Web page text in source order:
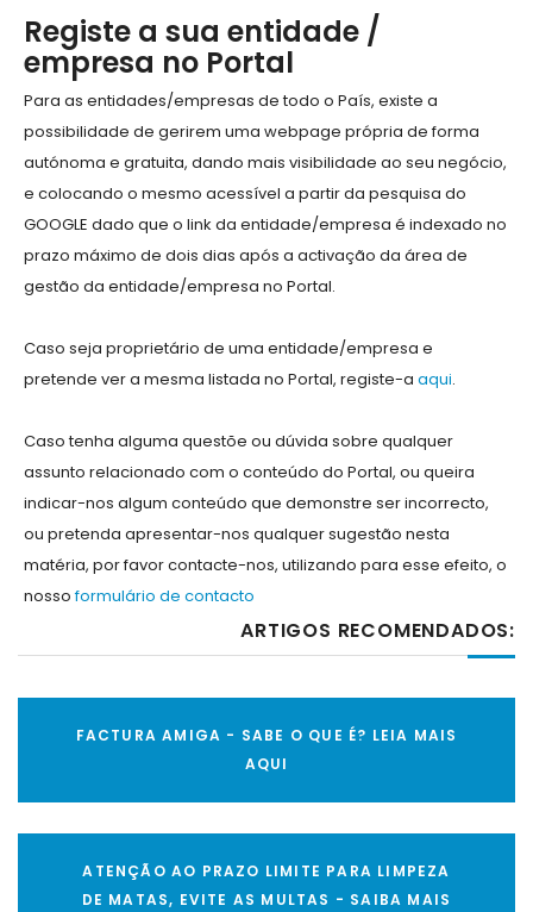
Registe a sua entidade /
empresa no Portal
Para as entidades/empresas de todo o País, existe a
possibilidade de gerirem uma webpage própria de forma
autónoma e gratuita, dando mais visibilidade ao seu negócio,
e colocando o mesmo acessível a partir da pesquisa do
GOOGLE dado que o link da entidade/empresa é indexado no
prazo máximo de dois dias após a activação da área de
gestão da entidade/empresa no Portal.
Caso seja proprietário de uma entidade/empresa e
pretende ver a mesma listada no Portal, registe-a aqui.
Caso tenha alguma questõe ou dúvida sobre qualquer
assunto relacionado com o conteúdo do Portal, ou queira
indicar-nos algum conteúdo que demonstre ser incorrecto,
ou pretenda apresentar-nos qualquer sugestão nesta
matéria, por favor contacte-nos, utilizando para esse efeito, o
nossoformulário de contacto
ARTIGOS RECOMENDADOS:
FACTURA AMIGA - SABE O QUE É? LEIA MAIS
AQUI
ATENÇÃO AO PRAZO LIMITE PARA LIMPEZA
DE MATAS, EVITE AS MULTAS - SAIBA MAIS